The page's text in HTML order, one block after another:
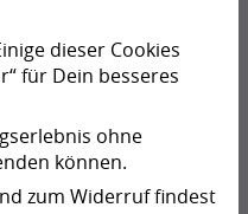
dieser Cookies
für Dein besseres
ohne
können.
zum Widerruf findest